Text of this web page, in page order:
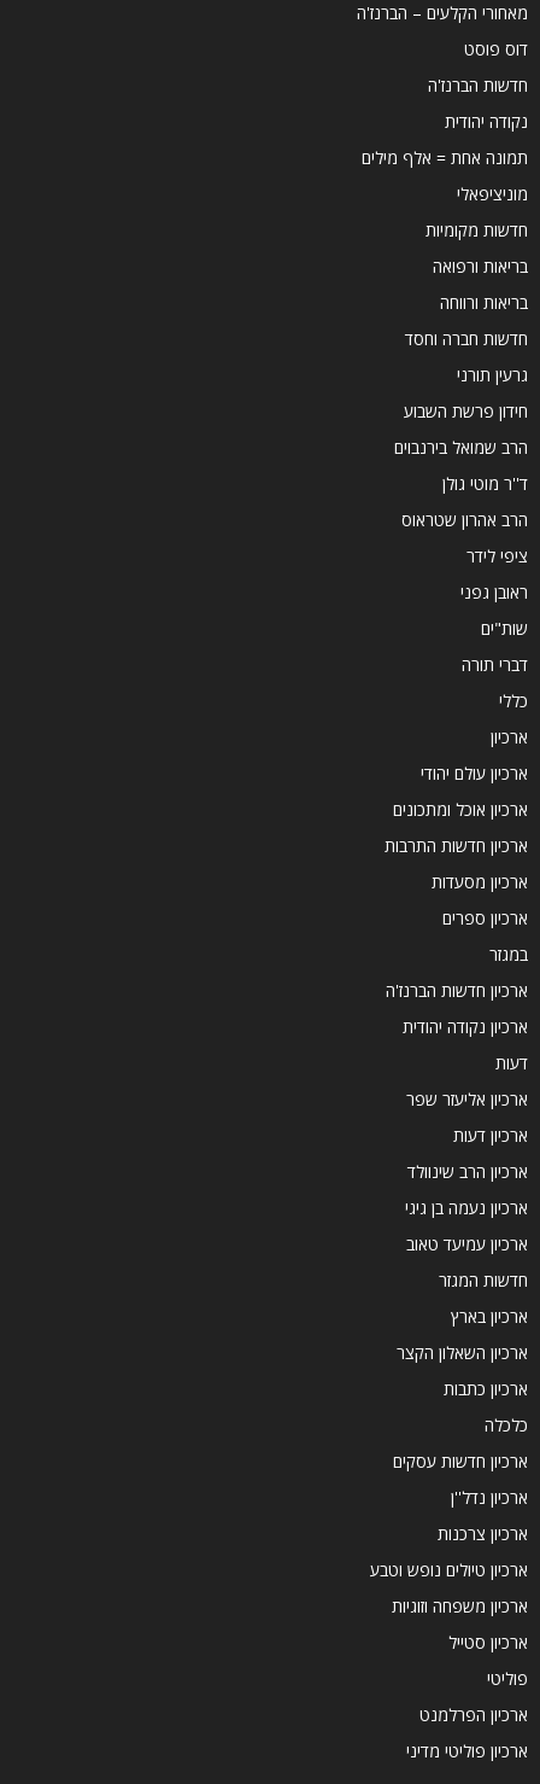
מאחורי הקלעים – הברנז'ה
דוס פוסט
חדשות הברנז'ה
נקודה יהודית
תמונה אחת = אלף מילים
מוניציפאלי
חדשות מקומיות
בריאות ורפואה
בריאות ורווחה
חדשות חברה וחסד
גרעין תורני
חידון פרשת השבוע
הרב שמואל בירנבוים
ד''ר מוטי גולן
הרב אהרון שטראוס
ציפי לידר
ראובן גפני
שות"ים
דברי תורה
כללי
ארכיון
ארכיון עולם יהודי
ארכיון אוכל ומתכונים
ארכיון חדשות התרבות
ארכיון מסעדות
ארכיון ספרים
במגזר
ארכיון חדשות הברנז'ה
ארכיון נקודה יהודית
דעות
ארכיון אליעזר שפר
ארכיון דעות
ארכיון הרב שינוולד
ארכיון נעמה בן גיגי
ארכיון עמיעד טאוב
חדשות המגזר
ארכיון בארץ
ארכיון השאלון הקצר
ארכיון כתבות
כלכלה
ארכיון חדשות עסקים
ארכיון נדל''ן
ארכיון צרכנות
ארכיון טיולים נופש וטבע
ארכיון משפחה וזוגיות
ארכיון סטייל
פוליטי
ארכיון הפרלמנט
ארכיון פוליטי מדיני